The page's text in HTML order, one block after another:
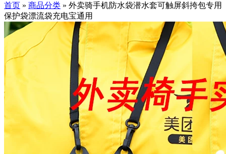
首页 » 商品分类 » 外卖骑手机防水袋潜水套可触屏斜挎包专用
保护袋漂流袋充电宝通用